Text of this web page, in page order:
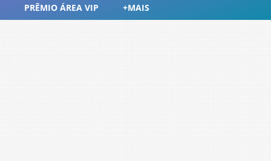
PRÊMIO ÁREA VIP +MAIS